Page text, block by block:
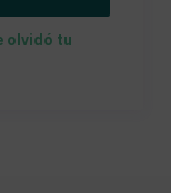
olvidó tu